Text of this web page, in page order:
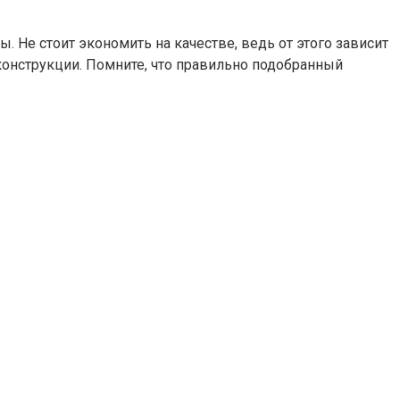
стоит экономить на качестве, ведь от этого зависит
Помните, что правильно подобранный